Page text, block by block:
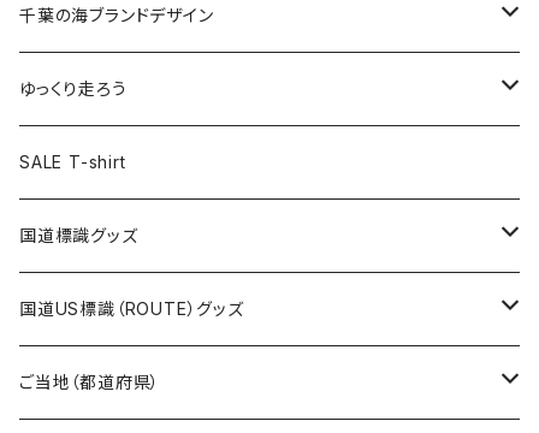
キャップ
トートバッグ
ランチバッグ
エコバッグ
キーホルダー
クリアファイル
缶バッジ
キーホルダー
クリアファイル
缶バッジ54mm
JAGUARさんコラボグッズ
Tシャツ
ステッカー
サコッシュ
ホテルキーホルダー
モーテルキーホルダー
トートバッグ
缶バッジ
クリアファイル
マスク
エコバッグ
千葉ロッテマリーンズコラボ
キャップ
エコバッグ
ステッカー
モーテルキーホルダー
ホテルキーホルダー
トートバッグ
Tシャツ
キャップ
ステッカー
ホテルキーホルダー
千葉の海ブランドデザイン
Tシャツ
キャップ
ステッカー
ゆっくり走ろう
Tシャツ
ステッカー
ホテルキーホルダー
SALE T-shirt
国道標識グッズ
ステッカー
国道0～99号線
Tシャツ
国道US標識（ROUTE）グッズ
ステッカー
ご当地（都道府県）